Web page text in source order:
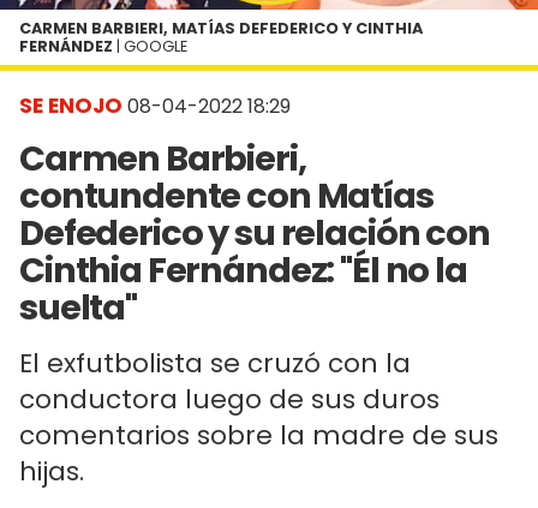
SE ENOJO 08-04-2022 18:29
Carmen Barbieri,
contundente con Matías
Defederico y su relación con
Cinthia Fernández: "Él no la
suelta"
El exfutbolista se cruzó con la
conductora luego de sus duros
comentarios sobre la madre de sus
hijas.
CARMEN BARBIERI, MATÍAS DEFEDERICO Y CINTHIA
FERNÁNDEZ | GOOGLE